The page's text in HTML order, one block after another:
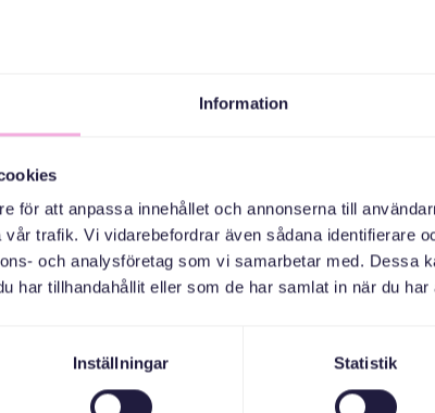
Information
för att anpassa innehållet och annonserna till
trafik. Vi vidarebefordrar även sådana identifierare
och analysföretag som vi samarbetar med. Dessa
har tillhandahållit eller som de har samlat in när du
Inställningar Statistik
Vi skapar tillsammans och pratar om olika
lekfull
Till denna träff välkomnar vi